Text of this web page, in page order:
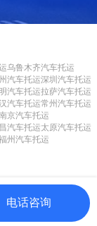
乌鲁木齐汽车托运
汽车托运深圳汽车托运
汽车托运拉萨汽车托运
汽车托运常州汽车托运
京汽车托运
汽车托运太原汽车托运
州汽车托运
电话咨询
号增值电信
约